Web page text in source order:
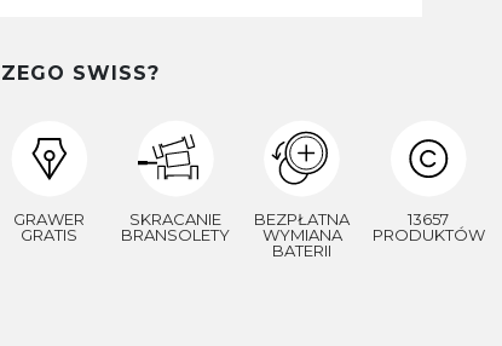
SWISS?
GRAWER
GRATIS
SKRACANIE
BRANSOLETY
BEZPŁATNA
WYMIANA
BATERII
13657
PRODUKTÓW